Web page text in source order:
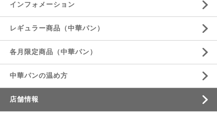
インフォメーション
レギュラー商品（中華パン）
各月限定商品（中華パン）
中華パンの温め方
店舗情報